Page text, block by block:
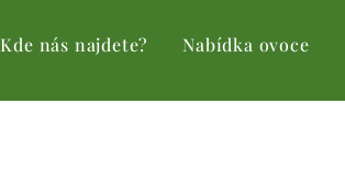
Kde nás najdete? Nabídka ovoce